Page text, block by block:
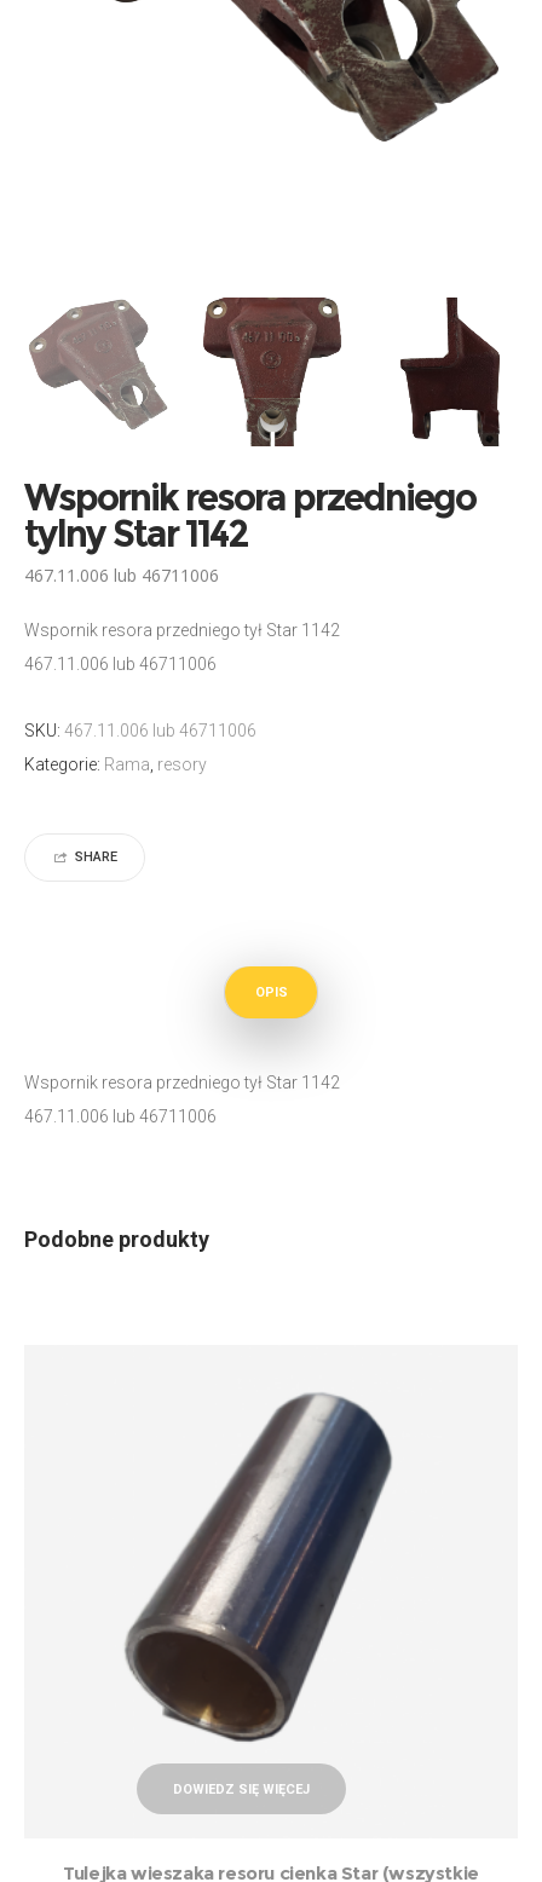
Wspornik resora przedniego
tylny Star 1142
467.11.006 lub 46711006
Wspornik resora przedniego tył Star 1142
467.11.006 lub 46711006
SKU: 467.11.006 lub 46711006
Kategorie: Rama resory
SHARE
OPIS
Wspornik resora przedniego tył Star 1142
467.11.006 lub 46711006
Podobne produkty
DOWIEDZ SIĘ WIĘCEJ
Tulejka wieszaka resoru cienka Star (wszystkie